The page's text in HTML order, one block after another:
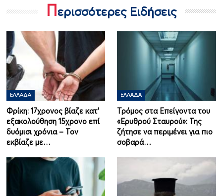
Περισσότερες Ειδήσεις
ΕΛΛΆΔΑ
Φρίκη: 17χρονος βίαζε κατ’
εξακολούθηση 15χρονο επί
δυόμισι χρόνια – Τον
εκβίαζε με…
ΕΛΛΆΔΑ
Τρόμος στα Επείγοντα του
«Ερυθρού Σταυρού»: Της
ζήτησε να περιμένει για πιο
σοβαρά…